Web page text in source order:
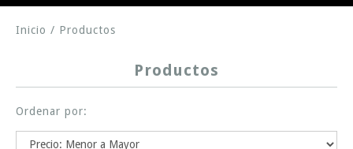
Inicio / Productos
Productos
Ordenar por: